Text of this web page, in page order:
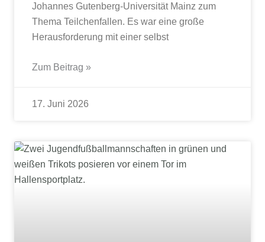
Johannes Gutenberg‑Universität Mainz zum
Thema Teilchenfallen. Es war eine große
Herausforderung mit einer selbst
Zum Beitrag »
17. Juni 2026